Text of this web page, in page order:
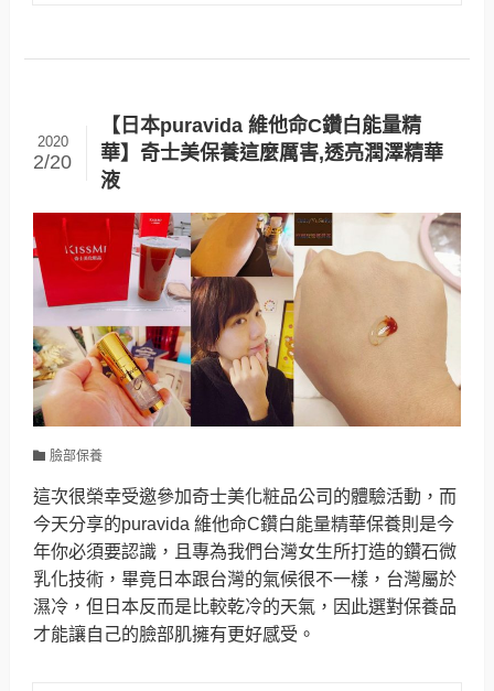
【日本puravida 維他命C鑽白能量精
華】奇士美保養這麼厲害,透亮潤澤精華
液
2020
2/20
臉部保養
這次很榮幸受邀參加奇士美化粧品公司的體驗活動，而
今天分享的puravida 維他命C鑽白能量精華保養則是今
年你必須要認識，且專為我們台灣女生所打造的鑽石微
乳化技術，畢竟日本跟台灣的氣候很不一樣，台灣屬於
濕冷，但日本反而是比較乾冷的天氣，因此選對保養品
才能讓自己的臉部肌擁有更好感受。